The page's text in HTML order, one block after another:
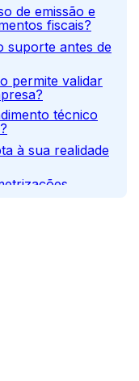
de emissão e
fiscais?
suporte antes de
permite validar
técnico
à sua realidade
apps ou
já usa?
que vai
ou precisa